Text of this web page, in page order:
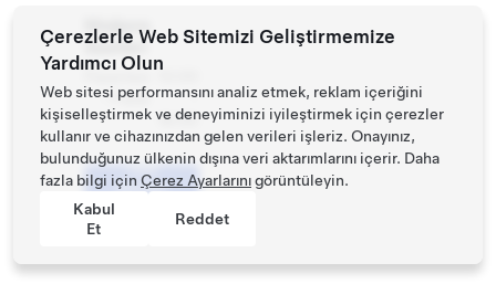
Mağaza
Saatleri
- Pazar
-
18:00
Test
Sürüşü
Planlayın
Çerezlerle Web Sitemizi Geliştirmemize
Yardımcı Olun
Web sitesi performansını analiz etmek, reklam içeriğini
kişiselleştirmek ve deneyiminizi iyileştirmek için çerezler
kullanır ve cihazınızdan gelen verileri işleriz. Onayınız,
bulunduğunuz ülkenin dışına veri aktarımlarını içerir. Daha
fazla bilgi için Çerez Ayarlarınıgörüntüleyin.
Kabul
Et
Reddet